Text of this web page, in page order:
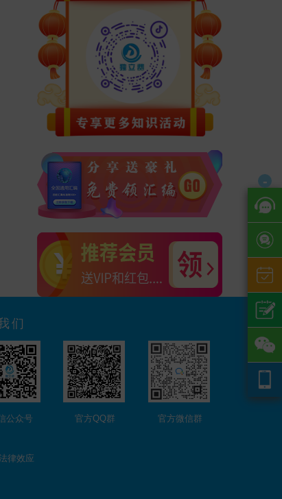
们
公众号 官方QQ群 官方微信群
律效应
-